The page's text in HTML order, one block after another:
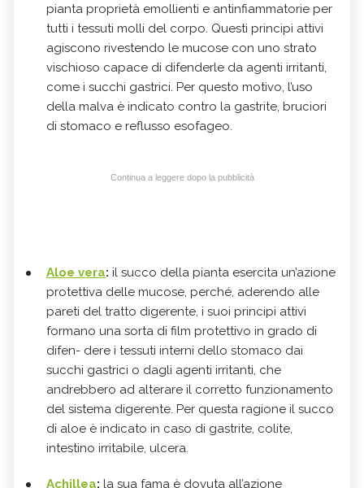
pianta proprietà emollienti e antinfiammatorie per
tutti i tessuti molli del corpo. Questi principi attivi
agiscono rivestendo le mucose con uno strato
vischioso capace di difenderle da agenti irritanti,
come i succhi gastrici. Per questo motivo, l’uso
della malva è indicato contro la gastrite, bruciori
di stomaco e reflusso esofageo.
Continua a leggere dopo la pubblicità
Aloe vera: il succo della pianta esercita un’azione
protettiva delle mucose, perché, aderendo alle
pareti del tratto digerente, i suoi principi attivi
formano una sorta di film protettivo in grado di
difen- dere i tessuti interni dello stomaco dai
succhi gastrici o dagli agenti irritanti, che
andrebbero ad alterare il corretto funzionamento
del sistema digerente. Per questa ragione il succo
di aloe è indicato in caso di gastrite, colite,
intestino irritabile, ulcera.
Achillea: la sua fama è dovuta all’azione